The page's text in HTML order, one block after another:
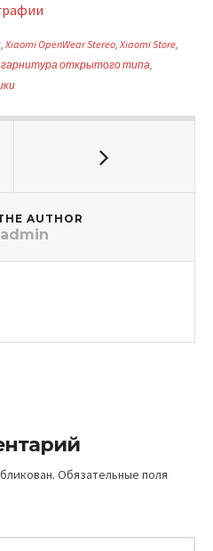
,Xiaomi OpenWear Stereo,Xiaomi Store,
гарнитура открытого типа,
AUTHOR
Обязательные поля